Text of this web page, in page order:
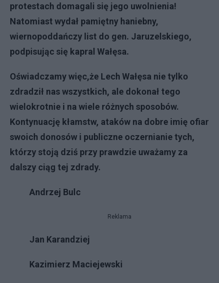
protestach domagali się jego uwolnienia!
Natomiast wydał pamiętny haniebny,
wiernopoddańczy list do gen. Jaruzelskiego,
podpisując się kapral Wałęsa.
Oświadczamy więc,że Lech Wałęsa nie tylko
zdradził nas wszystkich, ale dokonał tego
wielokrotnie i na wiele różnych sposobów.
Kontynuację kłamstw, ataków na dobre imię ofiar
swoich donosów i publiczne oczernianie tych,
którzy stoją dziś przy prawdzie uważamy za
dalszy ciąg tej zdrady.
Andrzej Bulc
Reklama
Jan Karandziej
Kazimierz Maciejewski